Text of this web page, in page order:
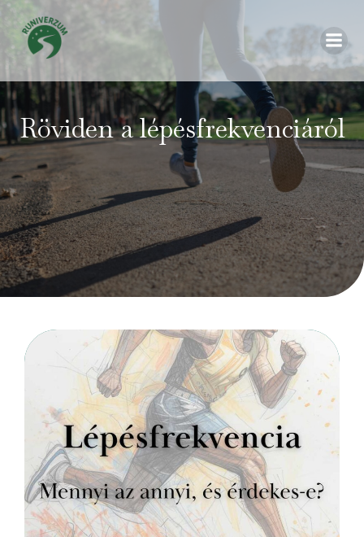
Röviden a lépésfrekvenciáról